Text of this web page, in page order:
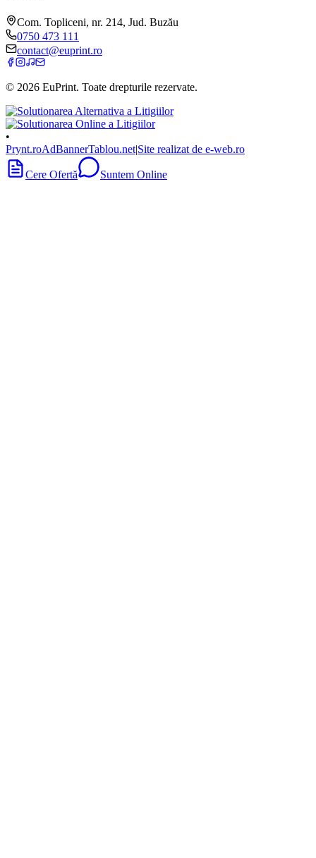
Com. Topliceni, nr. 214, Jud. Buzău
0750 473 111
contact@euprint.ro
© 2026 EuPrint. Toate drepturile rezervate.
•
Prynt.roAdBannerTablou.net|Site realizat de e-web.ro
Cere Ofertă Suntem Online